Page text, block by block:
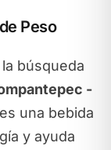
Peso
búsqueda
-
una bebida
y ayuda